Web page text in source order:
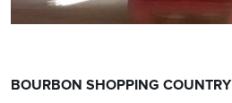
BOURBON SHOPPING COUNTRY